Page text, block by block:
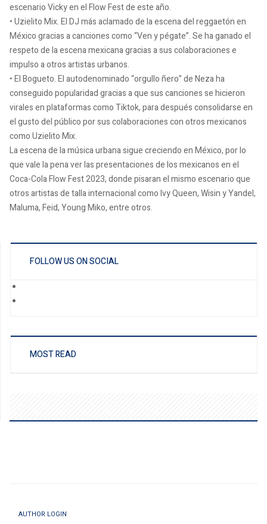
escenario Vicky en el Flow Fest de este año.
• Uzielito Mix. El DJ más aclamado de la escena del reggaetón en
México gracias a canciones como “Ven y pégate”. Se ha ganado el
respeto de la escena mexicana gracias a sus colaboraciones e
impulso a otros artistas urbanos.
• El Bogueto. El autodenominado “orgullo ñero” de Neza ha
conseguido popularidad gracias a que sus canciones se hicieron
virales en plataformas como Tiktok, para después consolidarse en
el gusto del público por sus colaboraciones con otros mexicanos
como Uzielito Mix.
La escena de la música urbana sigue creciendo en México, por lo
que vale la pena ver las presentaciones de los mexicanos en el
Coca-Cola Flow Fest 2023, donde pisaran el mismo escenario que
otros artistas de talla internacional como Ivy Queen, Wisin y Yandel,
Maluma, Feid, Young Miko, entre otros.
FOLLOW US ON SOCIAL
MOST READ
AUTHOR LOGIN